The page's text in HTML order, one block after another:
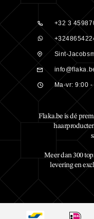
+32 3
Sint-
Ma-vr: 9:00
Flaka.be is dé
Meer dan 300
levering en